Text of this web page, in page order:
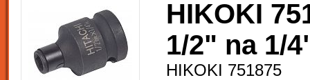
HIKOKI
1/2" na 1/
HIKOKI 751875